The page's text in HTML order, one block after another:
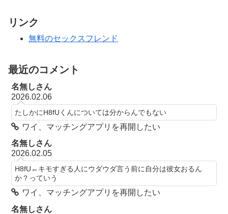
リンク
無料のセックスフレンド
最近のコメント
名無しさん
2026.02.06
たしかにH8fUくんについては分からんでもない
ワイ、マッチングアプリを再開したい
名無しさん
2026.02.05
H8fU←キモすぎる人にウダウダ言う前に自分は彼女おるん
か？っていう
ワイ、マッチングアプリを再開したい
名無しさん